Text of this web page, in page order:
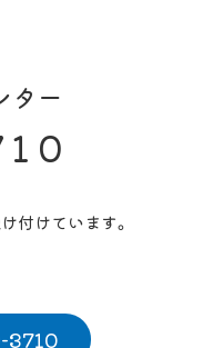
ター
付けています。
3710